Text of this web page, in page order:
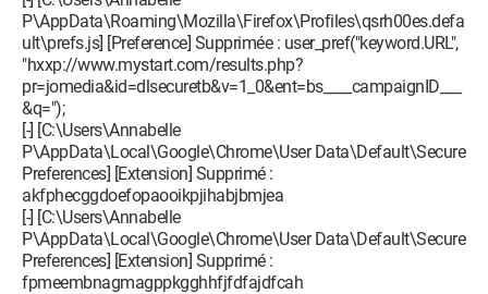
P\AppData\Roaming\Mozilla\Firefox\Profiles\qsrh00es.defa
ult\prefs.js] [Preference] Supprimée : user_pref("keyword.URL",
"hxxp://www.mystart.com/results.php?
pr=jomedia&id=dlsecuretb&v=1_0&ent=bs____campaignID___
&q=");
[-] [C:\Users\Annabelle
P\AppData\Local\Google\Chrome\User Data\Default\Secure
Preferences] [Extension] Supprimé :
akfphecggdoefopaooikpjihabjbmjea
[-] [C:\Users\Annabelle
P\AppData\Local\Google\Chrome\User Data\Default\Secure
Preferences] [Extension] Supprimé :
fpmeembnagmagppkgghhfjfdfajdfcah